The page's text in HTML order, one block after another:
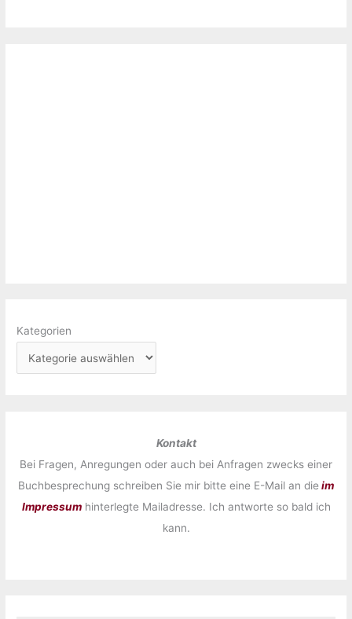
Kategorien
Kontakt
Bei Fragen, Anregungen oder auch bei Anfragen zwecks einer
Buchbesprechung schreiben Sie mir bitte eine E-Mail an die im
Impressumhinterlegte Mailadresse. Ich antworte so bald ich
kann.